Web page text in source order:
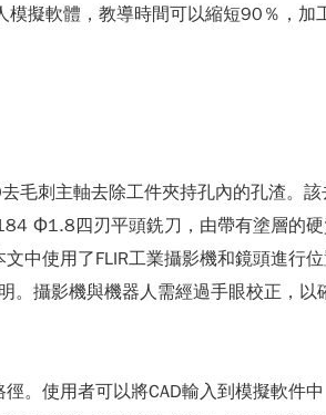
擬軟體，教導時間可以縮短90％，加
毛刺主軸去除工件夾持孔內的孔渣。
Φ1.8四刃平頭銑刀，由帶有塗層的
中使用了FLIR工業攝影機和鏡頭進行
攝影機與機器人需經過手眼校正，以
。使用者可以將CAD輸入到模擬軟件